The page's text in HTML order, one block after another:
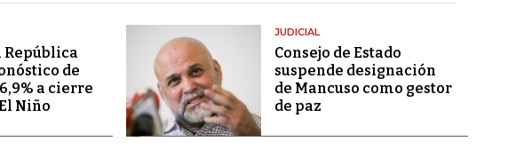
República
de
a cierre
Niño
JUDICIAL
Consejo de Estado
suspende designación
de Mancuso como gestor
de paz